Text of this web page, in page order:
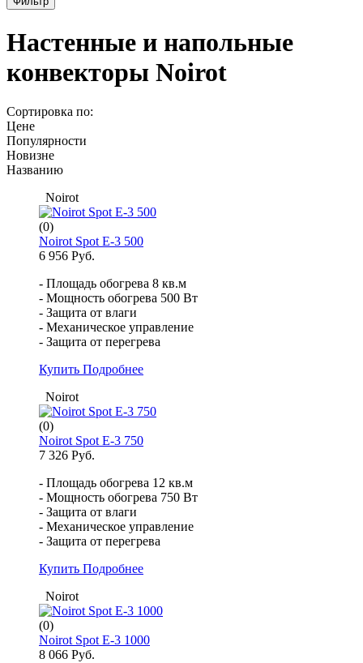
Настенные и напольные
конвекторы Noirot
Сортировка по:
Цене
Популярности
Новизне
Названию
Noirot
(0)
Noirot Spot E-3 500
6 956 Руб.
- Площадь обогрева 8 кв.м
- Мощность обогрева 500 Вт
- Защита от влаги
- Механическое управление
- Защита от перегрева
Купить Подробнее
Noirot
(0)
Noirot Spot E-3 750
7 326 Руб.
- Площадь обогрева 12 кв.м
- Мощность обогрева 750 Вт
- Защита от влаги
- Механическое управление
- Защита от перегрева
Купить Подробнее
Noirot
(0)
Noirot Spot E-3 1000
8 066 Руб.